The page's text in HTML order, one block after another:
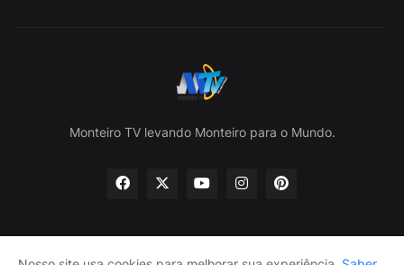
Monteiro TV levando Monteiro para o Mundo.